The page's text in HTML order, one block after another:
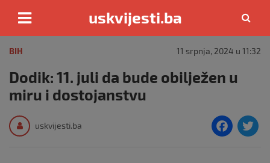
content
uskvijesti.ba
BIH 11 srpnja, 2024 u 11:32
Dodik: 11. juli da bude obilježen u
miru i dostojanstvu
uskvijesti.ba
F